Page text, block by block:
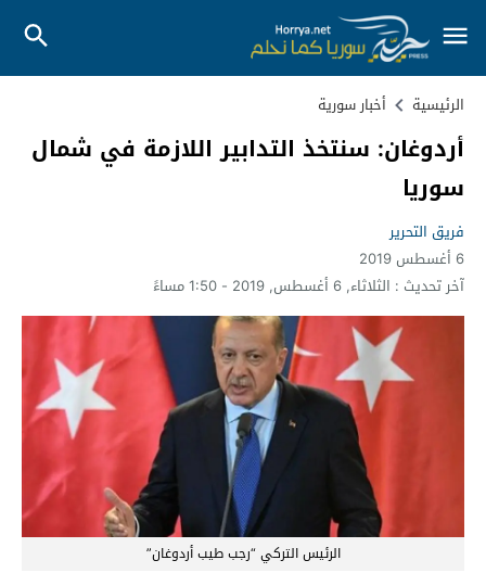
الرئيسية أخبار سورية
أردوغان: سنتخذ التدابير اللازمة في شمال
سوريا
فريق التحرير
6 أغسطس 2019
آخر تحديث : الثلاثاء, 6 أغسطس, 2019 - 1:50 مساءً
الرئيس التركي “رجب طيب أردوغان”